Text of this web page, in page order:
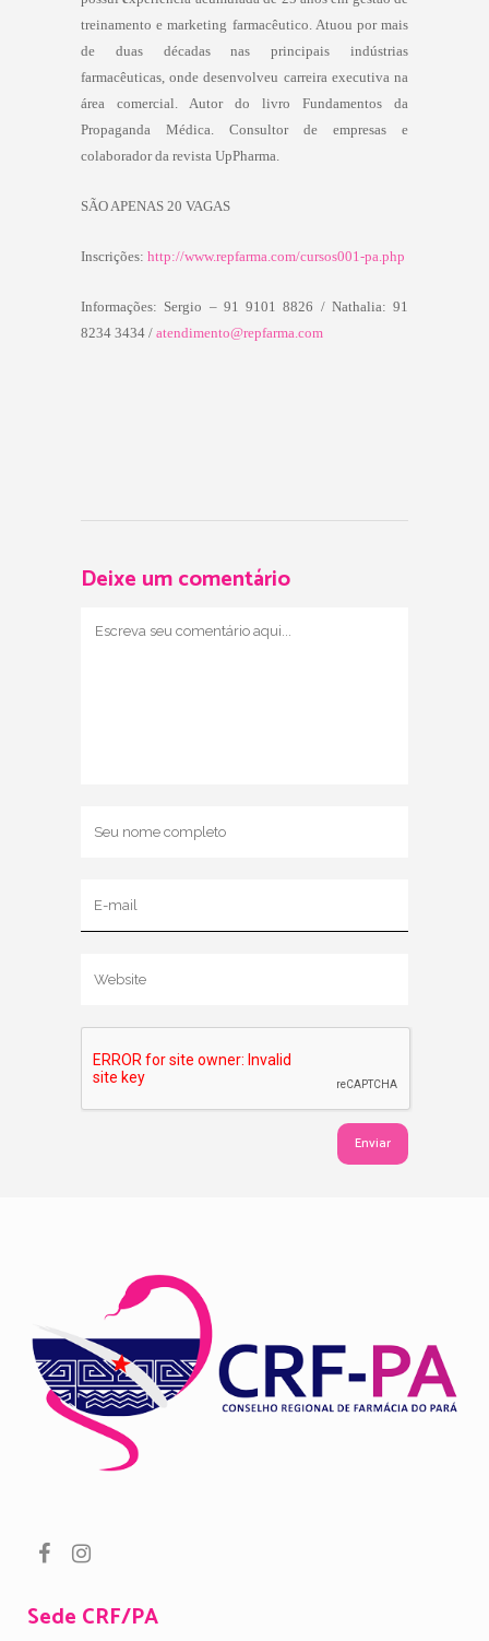
treinamento e marketing farmacêutico. Atuou por mais
de duas décadas nas principais indústrias
farmacêuticas, onde desenvolveu carreira executiva na
área comercial. Autor do livro Fundamentos da
Propaganda Médica. Consultor de empresas e
colaborador da revista UpPharma.
SÃO APENAS 20 VAGAS
Inscrições: http://www.repfarma.com/cursos001-pa.php
Informações: Sergio – 91 9101 8826 / Nathalia: 91
8234 3434 / atendimento@repfarma.com
Deixe um comentário
Sede CRF/PA